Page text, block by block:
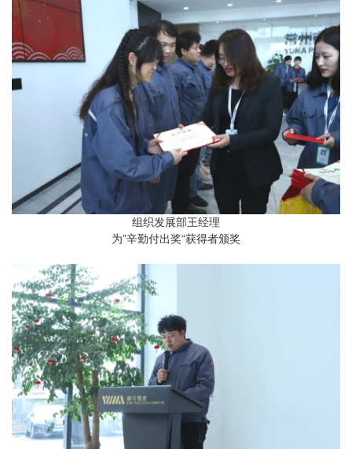
组织发展部王经理
为”辛勤付出奖“获得者颁奖